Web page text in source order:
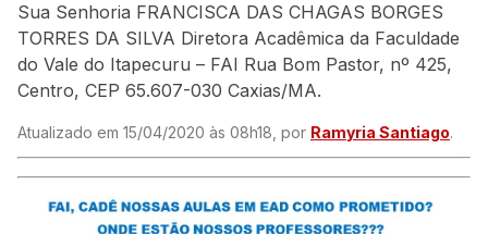
Sua Senhoria FRANCISCA DAS CHAGAS BORGES
TORRES DA SILVA Diretora Acadêmica da Faculdade
do Vale do Itapecuru – FAI Rua Bom Pastor, nº 425,
Centro, CEP 65.607-030 Caxias/MA.
Atualizado em 15/04/2020 às 08h18, por Ramyria Santiago.